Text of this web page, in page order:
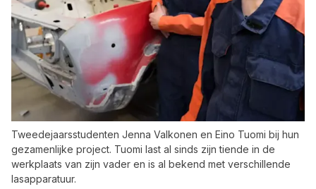
Tweedejaarsstudenten Jenna Valkonen en Eino Tuomi bij hun
gezamenlijke project. Tuomi last al sinds zijn tiende in de
werkplaats van zijn vader en is al bekend met verschillende
lasapparatuur.